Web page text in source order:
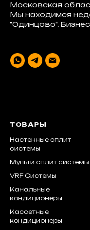
Московская
Мы находимся
"Одинцово".
ТОВАРЫ
Настенные сплит
системы
Мульти сплит системы
VRF Системы
Канальные
кондиционеры
Кассетные
кондиционеры